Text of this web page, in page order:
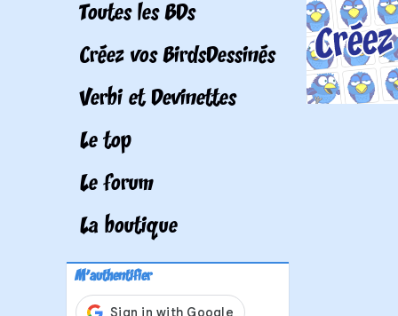
Toutes les BDs
Créez vos BirdsDessinés
Verbi et Devinettes
Le top
Le forum
La boutique
M'authentifier